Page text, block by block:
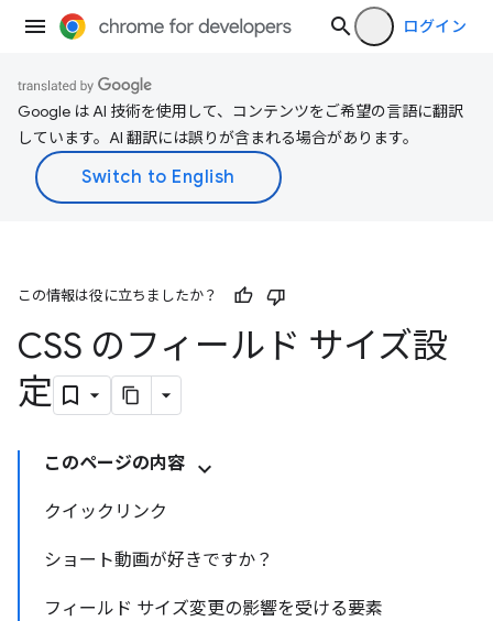
ログイン
Google は AI 技術を使用して、コンテンツをご希望の言語に翻訳
しています。AI 翻訳には誤りが含まれる場合があります。
この情報は役に立ちましたか？
CSS のフィールド サイズ設
定
このページの内容
クイックリンク
ショート動画が好きですか？
フィールド サイズ変更の影響を受ける要素